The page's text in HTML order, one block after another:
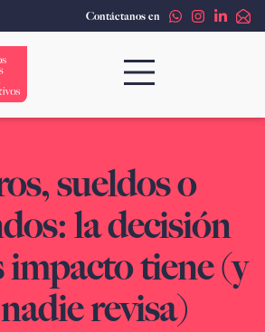
Contáctanos en
sueldos o
la decisión
impacto tiene (y
revisa)